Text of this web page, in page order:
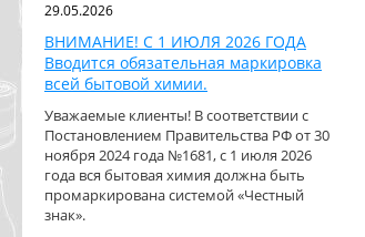
29.05.2026
ВНИМАНИЕ! С 1 ИЮЛЯ 2026 ГОДА
Вводится обязательная маркировка
всей бытовой химии.
Уважаемые клиенты! В соответствии с
Постановлением Правительства РФ от 30
ноября 2024 года №1681, с 1 июля 2026
года вся бытовая химия должна быть
промаркирована системой «Честный
знак».